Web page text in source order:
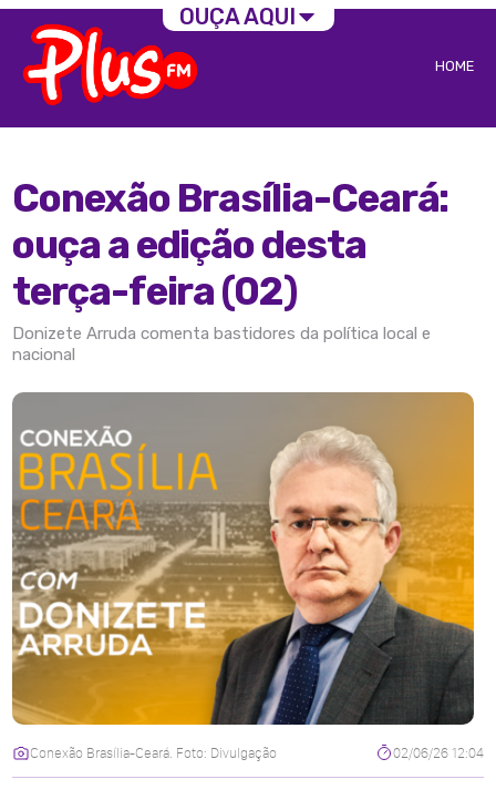
HOME
Conexão Brasília-Ceará:
ouça a edição desta
terça-feira (02)
Donizete Arruda comenta bastidores da política local e
nacional
Conexão Brasília-Ceará. Foto: Divulgação 02/06/26 12:04
OUÇA AQUI